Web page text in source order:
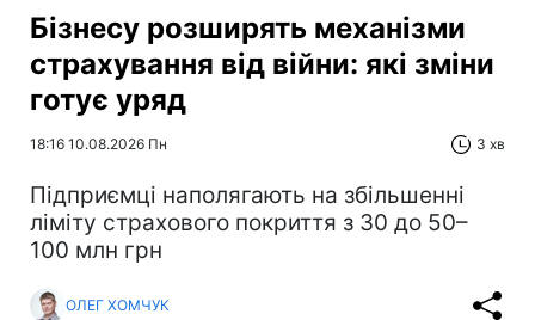
Бізнесу розширять механізми
страхування від війни: які зміни
готує уряд
18:16 10.08.2026 Пн 3 хв
Підприємці наполягають на збільшенні
ліміту страхового покриття з 30 до 50–
100 млн грн
ОЛЕГ ХОМЧУК